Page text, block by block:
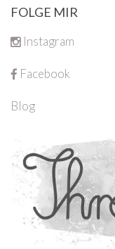
FOLGE MIR
Instagram
Facebook
Blog